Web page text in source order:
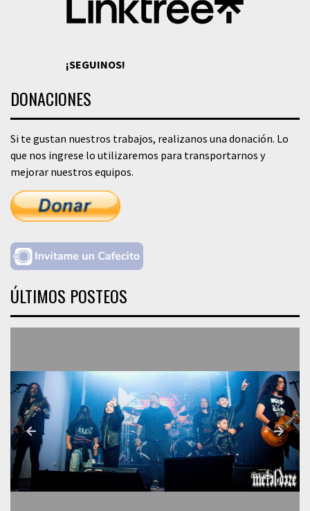
¡SEGUINOS!
DONACIONES
Si te gustan nuestros trabajos, realizanos una donación. Lo
que nos ingrese lo utilizaremos para transportarnos y
mejorar nuestros equipos.
ÚLTIMOS POSTEOS